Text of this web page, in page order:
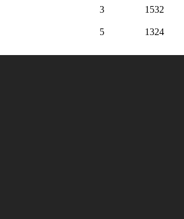
3 1532
5 1324